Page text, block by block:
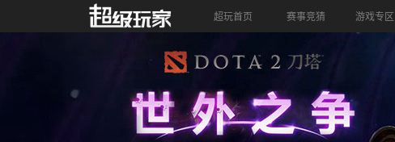
超玩首页 赛事竞猜 游戏专区